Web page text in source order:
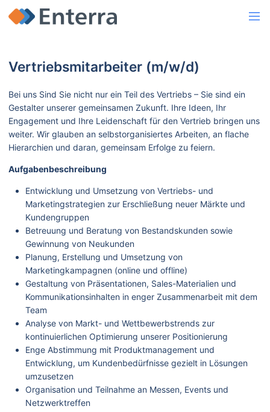
Vertriebsmitarbeiter (m/w/d)
Bei uns Sind Sie nicht nur ein Teil des Vertriebs – Sie sind ein
Gestalter unserer gemeinsamen Zukunft. Ihre Ideen, Ihr
Engagement und Ihre Leidenschaft für den Vertrieb bringen uns
weiter. Wir glauben an selbstorganisiertes Arbeiten, an flache
Hierarchien und daran, gemeinsam Erfolge zu feiern.
Aufgabenbeschreibung
Entwicklung und Umsetzung von Vertriebs- und
Marketingstrategien zur Erschließung neuer Märkte und
Kundengruppen
Betreuung und Beratung von Bestandskunden sowie
Gewinnung von Neukunden
Planung, Erstellung und Umsetzung von
Marketingkampagnen (online und offline)
Gestaltung von Präsentationen, Sales-Materialien und
Kommunikationsinhalten in enger Zusammenarbeit mit dem
Team
Analyse von Markt- und Wettbewerbstrends zur
kontinuierlichen Optimierung unserer Positionierung
Enge Abstimmung mit Produktmanagement und
Entwicklung, um Kundenbedürfnisse gezielt in Lösungen
umzusetzen
Organisation und Teilnahme an Messen, Events und
Netzwerktreffen